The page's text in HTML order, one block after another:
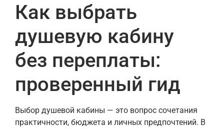
Как выбрать
душевую кабину
без переплаты:
проверенный гид
Выбор душевой кабины — это вопрос сочетания
практичности, бюджета и личных предпочтений. В